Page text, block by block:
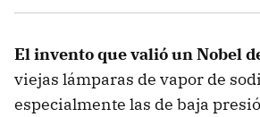
El invento que valió un Nobel
viejas lámparas de vapor de
especialmente las de baja